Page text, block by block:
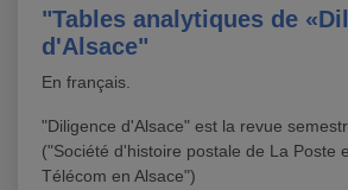
"Tables analytiques de
d'Alsace"
En français.
"Diligence d'Alsace" est la revue
("Société d'histoire postale de La Poste
Télécom en Alsace")